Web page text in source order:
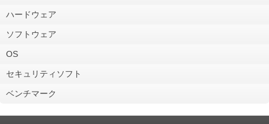
ハードウェア
ソフトウェア
OS
セキュリティソフト
ベンチマーク